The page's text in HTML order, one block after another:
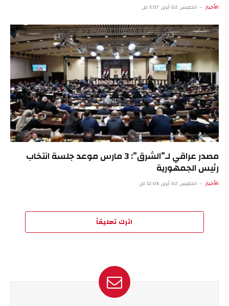
الأخبار الخميس 02 أبريل 5:07 ص
مصدر عراقي لـ”الشرق”: 3 مارس موعد جلسة انتخاب
رئيس الجمهورية
الأخبار الخميس 02 أبريل 12:06 ص
اترك تعليقاً